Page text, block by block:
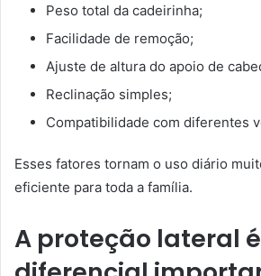
Peso total da cadeirinha;
Facilidade de remoção;
Ajuste de altura do apoio de
Reclinação simples;
Compatibilidade com diferentes
Esses fatores tornam o uso diário
eficiente para toda a família.
A proteção lateral